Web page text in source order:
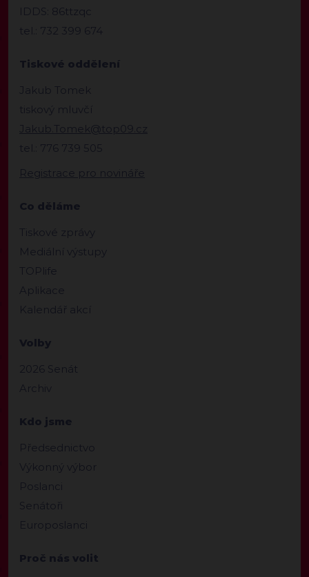
IDDS: 86ttzqc
tel.: 732 399 674
Tiskové oddělení
Jakub Tomek
tiskový mluvčí
Jakub.Tomek@top09.cz
tel.: 776 739 505
Registrace pro novináře
Co děláme
Tiskové zprávy
Mediální výstupy
TOPlife
Aplikace
Kalendář akcí
Volby
2026 Senát
Archiv
Kdo jsme
Předsednictvo
Výkonný výbor
Poslanci
Senátoři
Europoslanci
Proč nás volit